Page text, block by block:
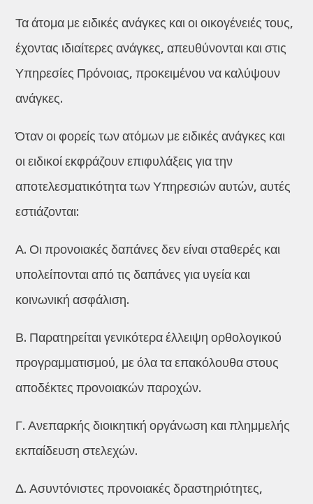
Τα άτομα με ειδικές ανάγκες και οι οικογένειές τους,
έχοντας ιδιαίτερες ανάγκες, απευθύνονται και στις
Υπηρεσίες Πρόνοιας, προκειμένου να καλύψουν
ανάγκες.
Όταν οι φορείς των ατόμων με ειδικές ανάγκες και
οι ειδικοί εκφράζουν επιφυλάξεις για την
αποτελεσματικότητα των Υπηρεσιών αυτών, αυτές
εστιάζονται:
Α. Οι προνοιακές δαπάνες δεν είναι σταθερές και
υπολείπονται από τις δαπάνες για υγεία και
κοινωνική ασφάλιση.
Β. Παρατηρείται γενικότερα έλλειψη ορθολογικού
προγραμματισμού, με όλα τα επακόλουθα στους
αποδέκτες προνοιακών παροχών.
Γ. Ανεπαρκής διοικητική οργάνωση και πλημμελής
εκπαίδευση στελεχών.
Δ. Ασυντόνιστες προνοιακές δραστηριότητες,